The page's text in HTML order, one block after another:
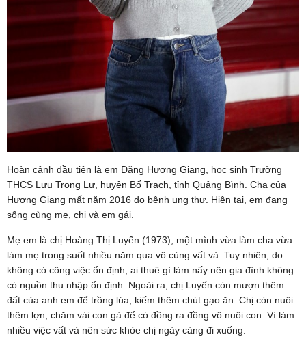
Hoàn cảnh đầu tiên là em Đặng Hương Giang, học sinh Trường
THCS Lưu Trọng Lư, huyện Bố Trạch, tỉnh Quảng Bình. Cha của
Hương Giang mất năm 2016 do bệnh ung thư. Hiện tại, em đang
sống cùng mẹ, chị và em gái.
Mẹ em là chị Hoàng Thị Luyến (1973), một mình vừa làm cha vừa
làm mẹ trong suốt nhiều năm qua vô cùng vất vả. Tuy nhiên, do
không có công việc ổn định, ai thuê gì làm nấy nên gia đình không
có nguồn thu nhập ổn định. Ngoài ra, chị Luyến còn mượn thêm
đất của anh em để trồng lúa, kiếm thêm chút gạo ăn. Chị còn nuôi
thêm lợn, chăm vài con gà để có đồng ra đồng vô nuôi con. Vì làm
nhiều việc vất vả nên sức khỏe chị ngày càng đi xuống.